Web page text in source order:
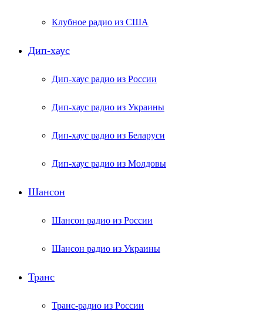
Клубное радио из США
Дип-хаус
Дип-хаус радио из России
Дип-хаус радио из Украины
Дип-хаус радио из Беларуси
Дип-хаус радио из Молдовы
Шансон
Шансон радио из России
Шансон радио из Украины
Транс
Транс-радио из России